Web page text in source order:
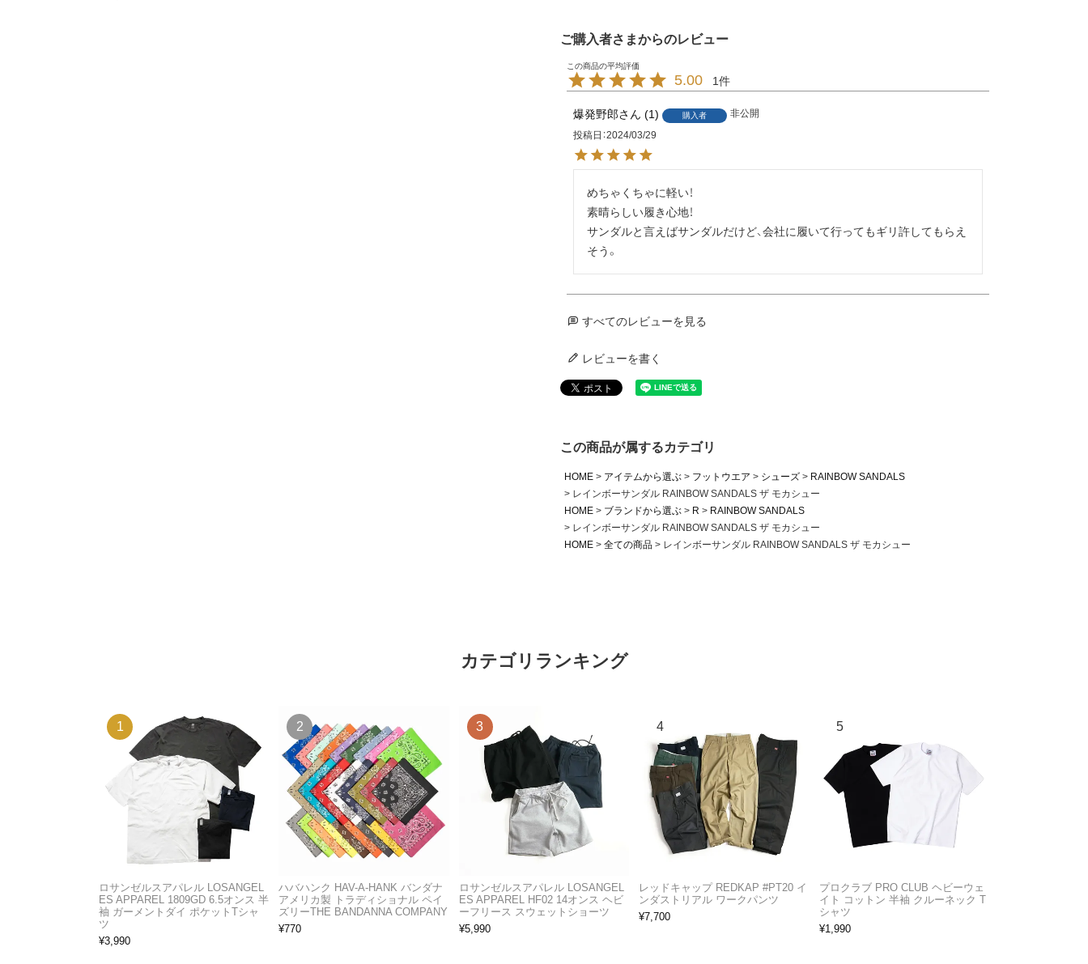
ご購入者さまからのレビュー
5.00 1
爆発野郎 1 購入者
非公開
投稿日 2024/03/29
めちゃくちゃに軽い！
素晴らしい履き心地！
サンダルと言えばサンダルだけど、会社に履いて行ってもギリ許してもらえ
そう。
すべてのレビューを見る
レビューを書く
この商品が属するカテゴリ
HOME アイテムから選ぶ フットウエア シューズ
RAINBOW SANDALS
レインボーサンダル RAINBOW SANDALS ザ モカシュー
HOME
ブランドから選ぶ R
RAINBOW SANDALS
レインボーサンダル RAINBOW SANDALS ザ モカシュー
HOME
全ての商品 レインボーサンダル RAINBOW SANDALS ザ モカシュー
カテゴリランキング
ロサンゼルスアパレル LOSANGEL
ES APPAREL 1809GD 6.5オンス 半
袖 ガーメントダイ ポケットTシャ
ツ
¥3,990
ハバハンク HAV-A-HANK バンダナ
アメリカ製 トラディショナル ペイ
ズリーTHE BANDANNA COMPANY
¥770
ロサンゼルスアパレル LOSANGEL
ES APPAREL HF02 14オンス ヘビ
ーフリース スウェットショーツ
¥5,990
レッドキャップ REDKAP #PT20 イ
ンダストリアル ワークパンツ
¥7,700
プロクラブ PRO CLUB ヘビーウェ
イト コットン 半袖 クルーネック T
シャツ
¥1,990